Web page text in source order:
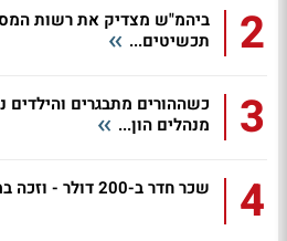
2
ביהמ"ש מצדיק את רשות
תכשיטים...
3
כשההורים מתבגרים והילדים
מנהלים הון...
4 שכר חדר ב-200 דולר - וזכה במחצית מדירת המנוחה